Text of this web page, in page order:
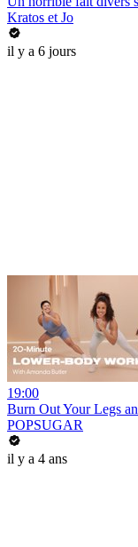
Kratos et Jo
il y a 6 jours
19:00
Burn Out Your Legs
POPSUGAR
il y a 4 ans